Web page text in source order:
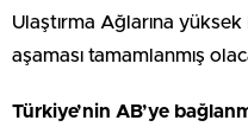
Ulaştırma Ağlarına
aşaması tamamlanmış
Türkiye’nin AB’ye